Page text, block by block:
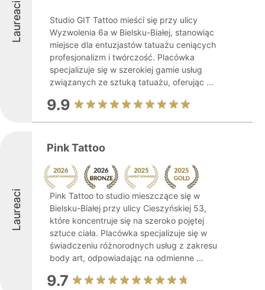
Laureaci
Studio GIT Tattoo mieści się przy ulicy
Wyzwolenia 6a w Bielsku-Białej, stanowiąc
miejsce dla entuzjastów tatuażu ceniących
profesjonalizm i twórczość. Placówka
specjalizuje się w szerokiej gamie usług
związanych ze sztuką tatuażu, oferując ...
9.9
Laureaci
Pink Tattoo
Pink Tattoo to studio mieszczące się w
Bielsku-Białej przy ulicy Cieszyńskiej 53,
które koncentruje się na szeroko pojętej
sztuce ciała. Placówka specjalizuje się w
świadczeniu różnorodnych usług z zakresu
body art, odpowiadając na odmienne ...
9.7